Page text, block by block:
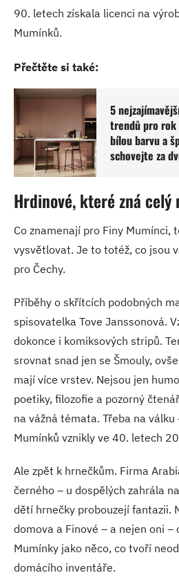
90. letech získala licenci na
Mumínků.
Přečtěte si také:
5
trendů pro rok
bílou barvu a
schovejte za
Hrdinové, které zná celý
Co znamenají pro Finy Mumínci,
vysvětlovat. Je to totéž, co jsou
pro Čechy.
Příběhy o skřítcích podobných
spisovatelka Tove Janssonová.
dokonce i komiksových stripů.
srovnat snad jen se Šmouly,
mají více vrstev. Nejsou jen
poetiky, filozofie a pozorný
na vážná témata. Třeba na
Mumínků vznikly ve 40. letech
Ale zpět k hrnečkům. Firma
černého – u dospělých zahrála
dětí hrnečky probouzejí fantazii.
domova a Finové – a nejen oni –
Mumínky jako něco, co tvoří
domácího inventáře.